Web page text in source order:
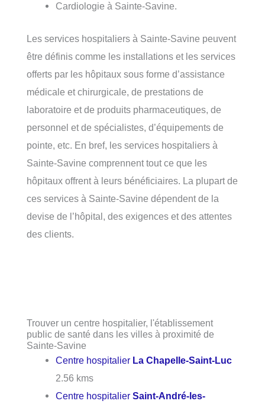
Cardiologie à Sainte-Savine.
Les services hospitaliers à Sainte-Savine peuvent
être définis comme les installations et les services
offerts par les hôpitaux sous forme d’assistance
médicale et chirurgicale, de prestations de
laboratoire et de produits pharmaceutiques, de
personnel et de spécialistes, d’équipements de
pointe, etc. En bref, les services hospitaliers à
Sainte-Savine comprennent tout ce que les
hôpitaux offrent à leurs bénéficiaires. La plupart de
ces services à Sainte-Savine dépendent de la
devise de l’hôpital, des exigences et des attentes
des clients.
Trouver un centre hospitalier, l'établissement
public de santé dans les villes à proximité de
Sainte-Savine
Centre hospitalier La Chapelle-Saint-Luc
2.56 kms
Centre hospitalierSaint-André-les-